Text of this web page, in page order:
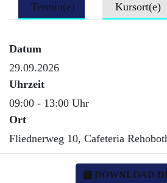
Termin(e) Kursort(e)
Datum
29.09.2026
Uhrzeit
09:00 - 13:00 Uhr
Ort
Fliednerweg 10, Cafeteria
DOWNLOAD